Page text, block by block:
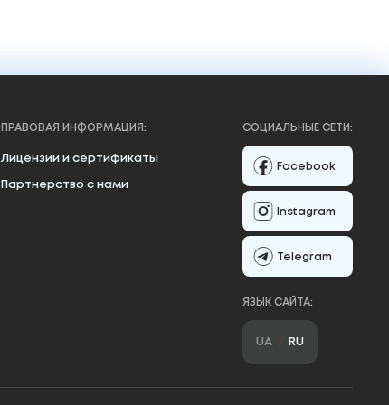
ПРАВОВАЯ ИНФОРМАЦИЯ:
Лицензии и сертификаты
Партнерство с нами
СОЦИАЛЬНЫЕ СЕТИ:
Facebook
Instagram
Telegram
ЯЗЫК САЙТА:
UA RU